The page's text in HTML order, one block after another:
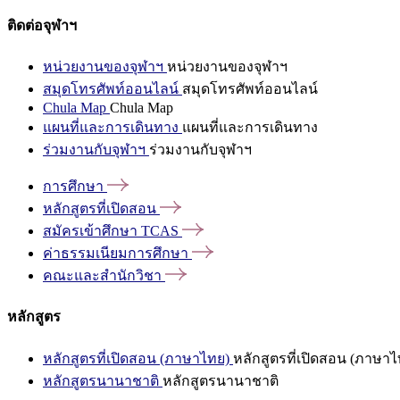
ติดต่อจุฬาฯ
หน่วยงานของจุฬาฯ หน่วยงานของจุฬาฯ
สมุดโทรศัพท์ออนไลน์ สมุดโทรศัพท์ออนไลน์
Chula Map Chula Map
แผนที่และการเดินทาง แผนที่และการเดินทาง
ร่วมงานกับจุฬาฯ ร่วมงานกับจุฬาฯ
การศึกษา
หลักสูตรที่เปิดสอน
สมัครเข้าศึกษา TCAS
ค่าธรรมเนียมการศึกษา
คณะและสำนักวิชา
หลักสูตร
หลักสูตรที่เปิดสอน (ภาษาไทย) หลักสูตรที่เปิดสอน (ภาษาไ
หลักสูตรนานาชาติ หลักสูตรนานาชาติ